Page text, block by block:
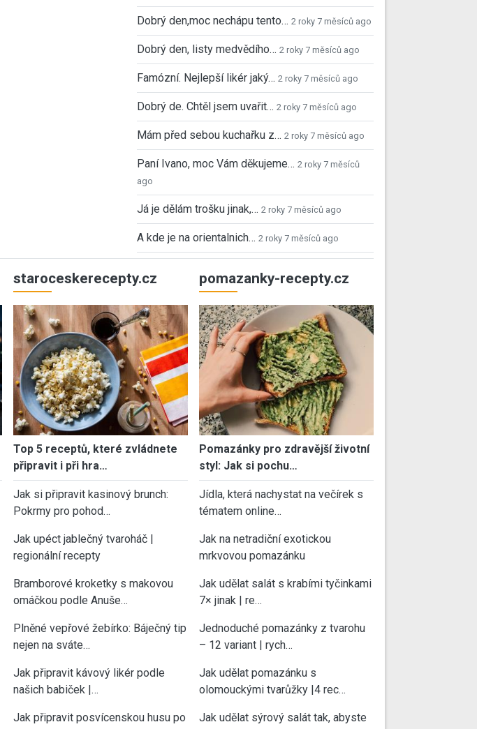
Dobrý den,moc nechápu tento… 2 roky 7 měsíců ago
Dobrý den, listy medvědího… 2 roky 7 měsíců ago
Famózní. Nejlepší likér jaký… 2 roky 7 měsíců ago
Dobrý de. Chtěl jsem uvařit… 2 roky 7 měsíců ago
Mám před sebou kuchařku z… 2 roky 7 měsíců ago
Paní Ivano, moc Vám děkujeme… 2 roky 7 měsíců
ago
Já je dělám trošku jinak,… 2 roky 7 měsíců ago
A kde je na orientalnich… 2 roky 7 měsíců ago
staroceskerecepty.cz
Top 5 receptů, které zvládnete
připravit i při hra…
Jak si připravit kasinový brunch:
Pokrmy pro pohod…
Jak upéct jablečný tvaroháč |
regionální recepty
Bramborové kroketky s makovou
omáčkou podle Anuše…
Plněné vepřové žebírko: Báječný tip
nejen na sváte…
Jak připravit kávový likér podle
našich babiček |…
Jak připravit posvícenskou husu po
pomazanky-recepty.cz
Pomazánky pro zdravější životní
styl: Jak si pochu…
Jídla, která nachystat na večírek s
tématem online…
Jak na netradiční exotickou
mrkvovou pomazánku
Jak udělat salát s krabími tyčinkami
7× jinak | re…
Jednoduché pomazánky z tvarohu
– 12 variant | rych…
Jak udělat pomazánku s
olomouckými tvarůžky |4 rec…
Jak udělat sýrový salát tak, abyste